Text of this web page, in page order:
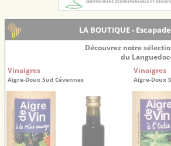
LA BOUTIQUE -
Découvrez notre
du
Vinaigres
Aigre-Doux Sud Cévennes
Vinaigres
Aigre-Doux